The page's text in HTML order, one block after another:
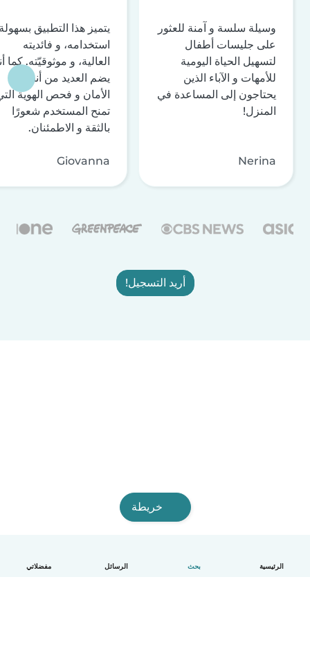
الرئيسية بحث الرسائل مفضلاتي
وسيلة سلسة و آمنة للعثور
على جليسات أطفال
لتسهيل الحياة اليومية
للأمهات و الآباء الذين
يحتاجون إلى المساعدة في
المنزل!
Nerina
يتميز هذا التطبيق
استخدامه، و فائديته
العالية، و موثوقيّته. كما
يضم العديد من أنظمة
الأمان و فحص الهوية
تمنح المستخدم شعورًا
بالثقة و الاطمئنان.
Giovanna
أريد التسجيل!
خريطة